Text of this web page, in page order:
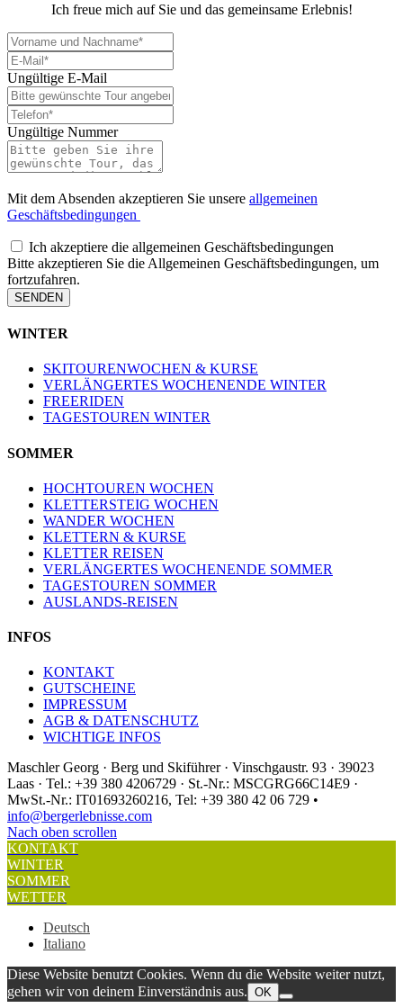
Ich freue mich auf Sie und das gemeinsame Erlebnis!
Ungültige E-Mail
Ungültige Nummer
Mit dem Absenden akzeptieren Sie unsere allgemeinen
Geschäftsbedingungen
Ich akzeptiere die allgemeinen Geschäftsbedingungen
Bitte akzeptieren Sie die Allgemeinen Geschäftsbedingungen, um
fortzufahren.
SENDEN
WINTER
SKITOURENWOCHEN & KURSE
VERLÄNGERTES WOCHENENDE WINTER
FREERIDEN
TAGESTOUREN WINTER
SOMMER
HOCHTOUREN WOCHEN
KLETTERSTEIG WOCHEN
WANDER WOCHEN
KLETTERN & KURSE
KLETTER REISEN
VERLÄNGERTES WOCHENENDE SOMMER
TAGESTOUREN SOMMER
AUSLANDS-REISEN
INFOS
KONTAKT
GUTSCHEINE
IMPRESSUM
AGB & DATENSCHUTZ
WICHTIGE INFOS
Maschler Georg · Berg und Skiführer · Vinschgaustr. 93 · 39023
Laas · Tel.: +39 380 4206729 · St.-Nr.: MSCGRG66C14E9 ·
MwSt.-Nr.: IT01693260216, Tel: +39 380 42 06 729 •
info@bergerlebnisse.com
Nach oben scrollen
KONTAKT
WINTER
SOMMER
WETTER
Deutsch
Italiano
Diese Website benutzt Cookies. Wenn du die Website weiter nutzt,
gehen wir von deinem Einverständnis aus. OK